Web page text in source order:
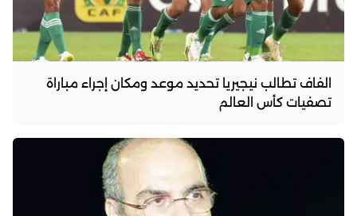
الفاف تطالب نيجيريا تحديد موعد ومكان إجراء مباراة
تصفيات كأس العالم